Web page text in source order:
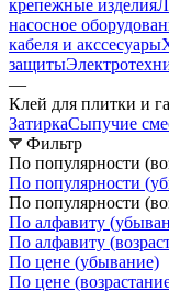
крепежные изделия
насосное
кабеля и акссесуары
защиты
—
Клей для плитки и
ЗатиркаСыпучие
Фильтр
По популярности
По популярности
По популярности
По алфавиту
По алфавиту
По цене (убывание)
По цене